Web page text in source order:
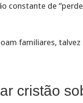
constante de
familiares,
cristão